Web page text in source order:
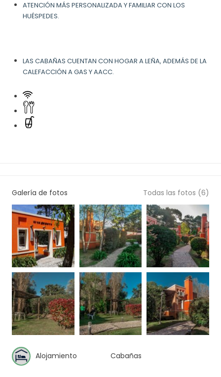
ATENCIÓN MÁS PERSONALIZADA Y FAMILIAR CON LOS
HUÉSPEDES.
LAS CABAÑAS CUENTAN CON HOGAR A LEÑA, ADEMÁS DE LA
CALEFACCIÓN A GAS Y AACC.
Galería de fotos Todas las fotos (6)
Alojamiento Cabañas